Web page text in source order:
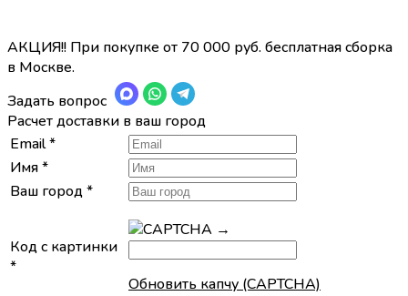
АКЦИЯ!! При покупке от 70 000 руб. бесплатная сборка
в Москве.
Задать вопрос
Расчет доставки в ваш город
Email*
Имя*
Ваш город*
Код с картинки
*
→
Обновить капчу (CAPTCHA)